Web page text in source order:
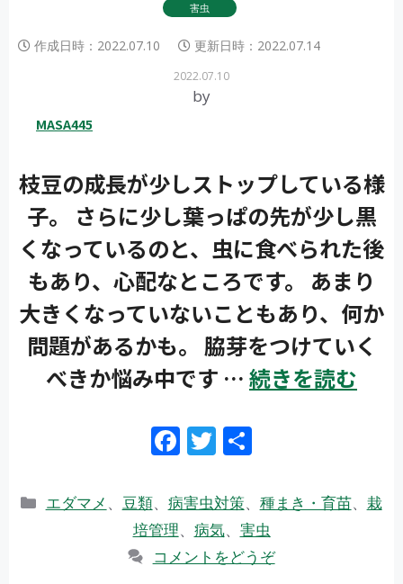
害虫
作成日時： 2022.07.10 更新日時： 2022.07.14
2022.07.10
by
MASA445
枝豆の成長が少しストップしている様
子。 さらに少し葉っぱの先が少し黒
くなっているのと、虫に食べられた後
もあり、心配なところです。 あまり
大きくなっていないこともあり、何か
問題があるかも。 脇芽をつけていく
べきか悩み中です … 続きを読む
F
e
b
o
T
itt
er
カ
エダマメ 、 豆類、 病害虫対策、 種まき・育苗、 栽
培管理、 病気、 害虫
コメントをどうぞ